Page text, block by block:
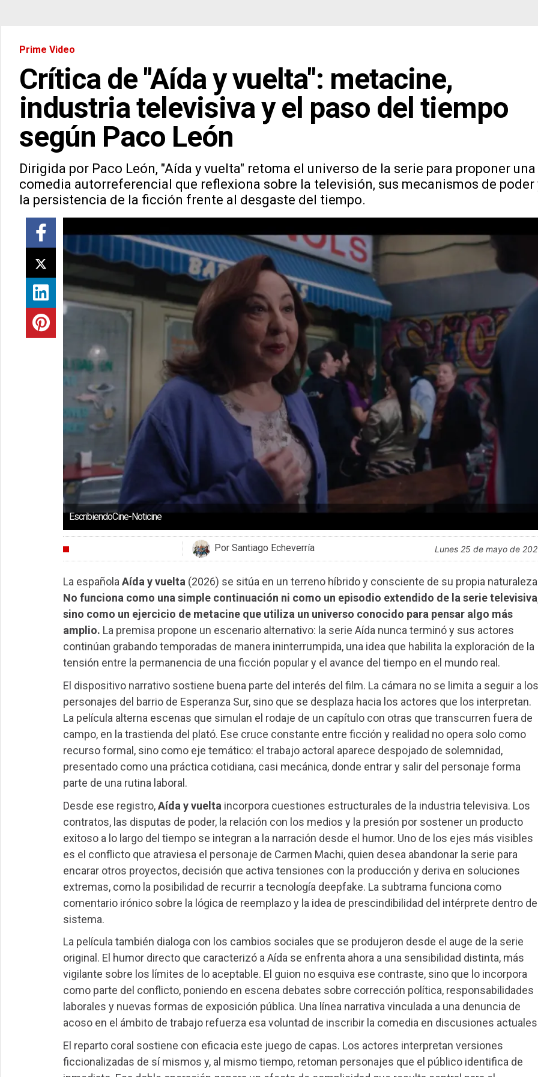
Prime Video
Crítica de "Aída y vuelta": metacine,
industria televisiva y el paso del tiempo
según Paco León
Dirigida por Paco León, "Aída y vuelta" retoma el universo de la serie para proponer una
comedia autorreferencial que reflexiona sobre la televisión, sus mecanismos de poder
la persistencia de la ficción frente al desgaste del tiempo.
EscribiendoCine-Noticine
Por Santiago Echeverría lunes 25 de mayo de
La española Aída y vuelta (2026) se sitúa en un terreno híbrido y consciente de su propia
No funciona como una simple continuación ni como un episodio extendido de la serie
sino como un ejercicio de metacine que utiliza un universo conocido para pensar algo más
amplio. La premisa propone un escenario alternativo: la serie Aída nunca terminó y sus actores
continúan grabando temporadas de manera ininterrumpida, una idea que habilita la exploración de la
tensión entre la permanencia de una ficción popular y el avance del tiempo en el mundo real.
El dispositivo narrativo sostiene buena parte del interés del film. La cámara no se limita a seguir a los
personajes del barrio de Esperanza Sur, sino que se desplaza hacia los actores que los interpretan.
La película alterna escenas que simulan el rodaje de un capítulo con otras que transcurren fuera de
campo, en la trastienda del plató. Ese cruce constante entre ficción y realidad no opera solo como
recurso formal, sino como eje temático: el trabajo actoral aparece despojado de solemnidad,
presentado como una práctica cotidiana, casi mecánica, donde entrar y salir del personaje forma
parte de una rutina laboral.
Desde ese registro,Aída y vuelta incorpora cuestiones estructurales de la industria televisiva. Los
contratos, las disputas de poder, la relación con los medios y la presión por sostener un producto
exitoso a lo largo del tiempo se integran a la narración desde el humor. Uno de los ejes más visibles
es el conflicto que atraviesa el personaje de Carmen Machi, quien desea abandonar la serie para
encarar otros proyectos, decisión que activa tensiones con la producción y deriva en soluciones
extremas, como la posibilidad de recurrir a tecnología deepfake. La subtrama funciona como
comentario irónico sobre la lógica de reemplazo y la idea de prescindibilidad del intérprete dentro
sistema.
La película también dialoga con los cambios sociales que se produjeron desde el auge de la serie
original. El humor directo que caracterizó a Aída se enfrenta ahora a una sensibilidad distinta, más
vigilante sobre los límites de lo aceptable. El guion no esquiva ese contraste, sino que lo incorpora
como parte del conflicto, poniendo en escena debates sobre corrección política, responsabilidades
laborales y nuevas formas de exposición pública. Una línea narrativa vinculada a una denuncia de
acoso en el ámbito de trabajo refuerza esa voluntad de inscribir la comedia en discusiones
El reparto coral sostiene con eficacia este juego de capas. Los actores interpretan versiones
ficcionalizadas de sí mismos y, al mismo tiempo, retoman personajes que el público identifica de